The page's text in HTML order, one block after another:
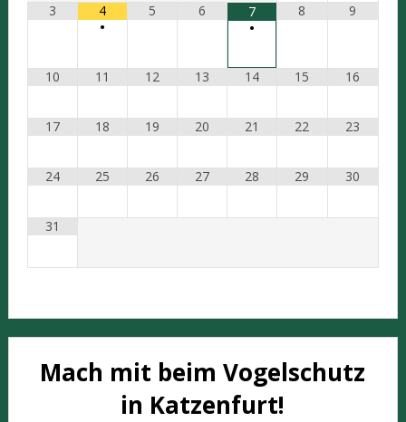
3
4
•
5 6
7
•
8 9
10 11 12 13 14 15 16
17 18 19 20 21 22 23
24 25 26 27 28 29 30
31
Mach mit beim Vogelschutz
in Katzenfurt!